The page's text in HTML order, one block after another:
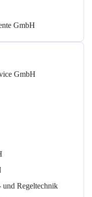
GmbH
GmbH
und Regeltechnik